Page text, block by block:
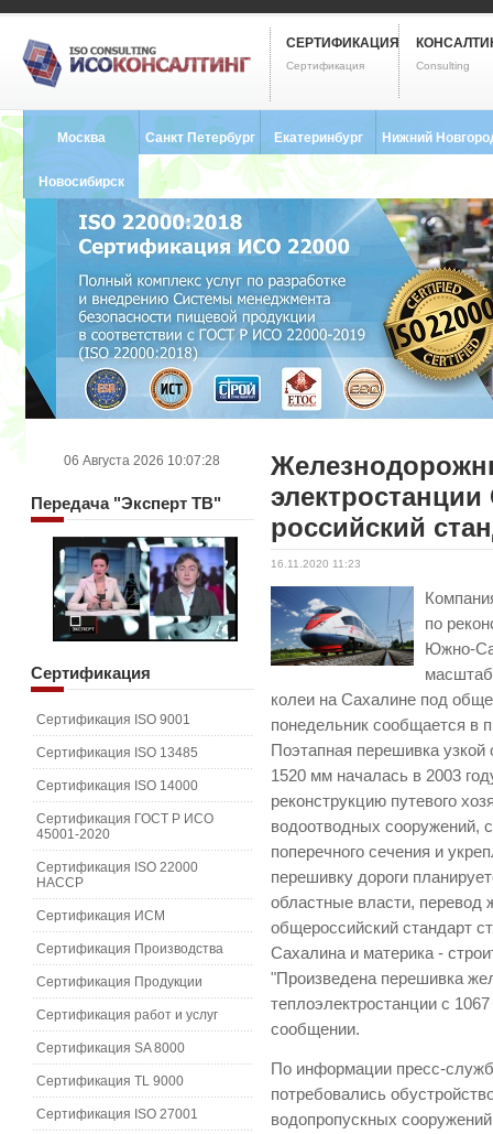
СЕРТИФИКАЦИЯ
Сертификация Consulting
Москва Санкт Петербург
8 (812) 748-2493
Екатеринбург
8 (343) 237-2593
Нижний
Новосибирск
8 (383) 227-8449
российский
16.11.2020 11:23
по
Южно-
колеи на Сахалине под
понедельник сообщается в
Поэтапная перешивка
1520 мм началась в 2003
реконструкцию путевого
водоотводных сооружений,
поперечного сечения и
перешивку дороги
областные власти, перевод
общероссийский стандарт
Сахалина и материка -
"Произведена перешивка
теплоэлектростанции с
сообщении.
По информации пресс-
потребовались
водопропускных
06 Августа 2026 10:07:28
Передача"Эксперт ТВ"
Сертификация
Сертификация ISO 9001
Сертификация ISO 13485
Сертификация ISO 14000
Сертификация ГОСТ Р ИСО
45001-2020
Сертификация ISO 22000
HACCP
Сертификация ИСМ
Сертификация Производства
Сертификация Продукции
Сертификация работ и услуг
Сертификация SA 8000
Сертификация TL 9000
Сертификация ISO 27001